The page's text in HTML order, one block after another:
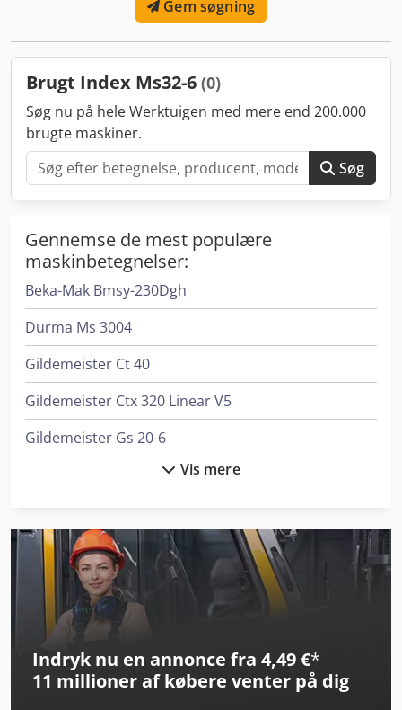
Gem søgning
Brugt Index Ms32-6 (0)
Søg nu på hele Werktuigen med mere end 200.000
brugte maskiner.
Søg
Gennemse de mest populære
maskinbetegnelser:
Beka-Mak Bmsy-230Dgh
Durma Ms 3004
Gildemeister Ct 40
Gildemeister Ctx 320 Linear V5
Gildemeister Gs 20-6
Index Abc
Index B400
Index C100
Index C200
Index G200
Vis mere
Indryk nu en annonce fra 4,49 €*
11 millioner af købere venter på dig